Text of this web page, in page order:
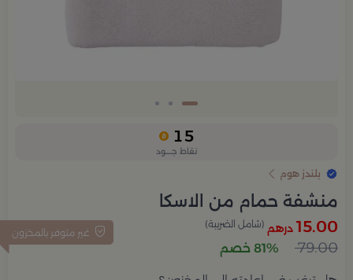
15
نقاط جــــود
بلندز هوم
منشفة حمام من الاسكا
غير متوفر بالمخزون 15.00 درهم (شامل الضريبة)
79.00 81% خصم